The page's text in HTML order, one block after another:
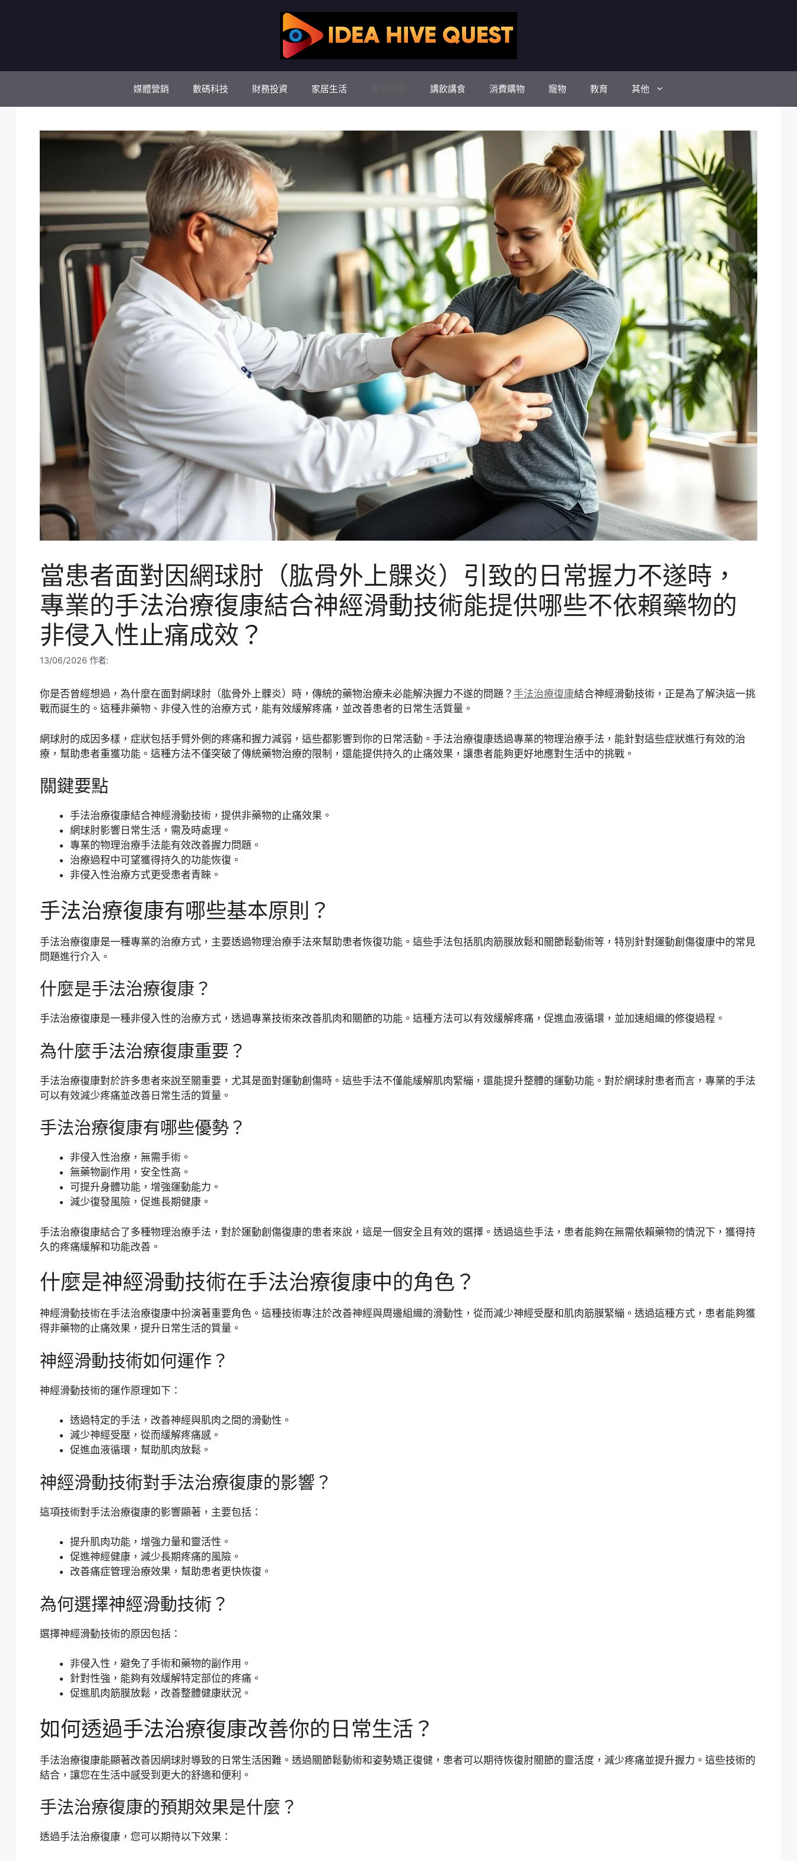
媒體營銷 數碼科技 財務投資 家居生活 講飲講食 消費購物 寵物 教育 其他
當患者面對因網球肘（肱骨外上髁炎）引致的日常握力不遂時，
專業的手法治療復康結合神經滑動技術能提供哪些不依賴藥物的
非侵入性止痛成效？
13/06/2026 作者:
你是否曾經想過，為什麼在面對網球肘（肱骨外上髁炎）時，傳統的藥物治療未必能解決握力不遂的問題？ 手法治療復康結合神經滑動技術，正是為了解決這一挑
戰而誕生的。這種非藥物、非侵入性的治療方式，能有效緩解疼痛，並改善患者的日常生活質量。
網球肘的成因多樣，症狀包括手臂外側的疼痛和握力減弱，這些都影響到你的日常活動。手法治療復康透過專業的物理治療手法，能針對這些症狀進行有效的治
療，幫助患者重獲功能。這種方法不僅突破了傳統藥物治療的限制，還能提供持久的止痛效果，讓患者能夠更好地應對生活中的挑戰。
關鍵要點
手法治療復康結合神經滑動技術，提供非藥物的止痛效果。
網球肘影響日常生活，需及時處理。
專業的物理治療手法能有效改善握力問題。
治療過程中可望獲得持久的功能恢復。
非侵入性治療方式更受患者青睞。
手法治療復康有哪些基本原則？
手法治療復康是一種專業的治療方式，主要透過物理治療手法來幫助患者恢復功能。這些手法包括肌肉筋膜放鬆和關節鬆動術等，特別針對運動創傷復康中的常見
問題進行介入。
什麼是手法治療復康？
手法治療復康是一種非侵入性的治療方式，透過專業技術來改善肌肉和關節的功能。這種方法可以有效緩解疼痛，促進血液循環，並加速組織的修復過程。
為什麼手法治療復康重要？
手法治療復康對於許多患者來說至關重要，尤其是面對運動創傷時。這些手法不僅能緩解肌肉緊繃，還能提升整體的運動功能。對於網球肘患者而言，專業的手法
可以有效減少疼痛並改善日常生活的質量。
手法治療復康有哪些優勢？
非侵入性治療，無需手術。
無藥物副作用，安全性高。
可提升身體功能，增強運動能力。
減少復發風險，促進長期健康。
手法治療復康結合了多種物理治療手法，對於運動創傷復康的患者來說，這是一個安全且有效的選擇。透過這些手法，患者能夠在無需依賴藥物的情況下，獲得持
久的疼痛緩解和功能改善。
什麼是神經滑動技術在手法治療復康中的角色？
神經滑動技術在手法治療復康中扮演著重要角色。這種技術專注於改善神經與周邊組織的滑動性，從而減少神經受壓和肌肉筋膜緊繃。透過這種方式，患者能夠獲
得非藥物的止痛效果，提升日常生活的質量。
神經滑動技術如何運作？
神經滑動技術的運作原理如下：
透過特定的手法，改善神經與肌肉之間的滑動性。
減少神經受壓，從而緩解疼痛感。
促進血液循環，幫助肌肉放鬆。
神經滑動技術對手法治療復康的影響？
這項技術對手法治療復康的影響顯著，主要包括：
提升肌肉功能，增強力量和靈活性。
促進神經健康，減少長期疼痛的風險。
改善痛症管理治療效果，幫助患者更快恢復。
為何選擇神經滑動技術？
選擇神經滑動技術的原因包括：
非侵入性，避免了手術和藥物的副作用。
針對性強，能夠有效緩解特定部位的疼痛。
促進肌肉筋膜放鬆，改善整體健康狀況。
如何透過手法治療復康改善你的日常生活？
手法治療復康能顯著改善因網球肘導致的日常生活困難。透過關節鬆動術和姿勢矯正復健，患者可以期待恢復肘關節的靈活度，減少疼痛並提升握力。這些技術的
結合，讓您在生活中感受到更大的舒適和便利。
手法治療復康的預期效果是什麼？
透過手法治療復康，您可以期待以下效果：